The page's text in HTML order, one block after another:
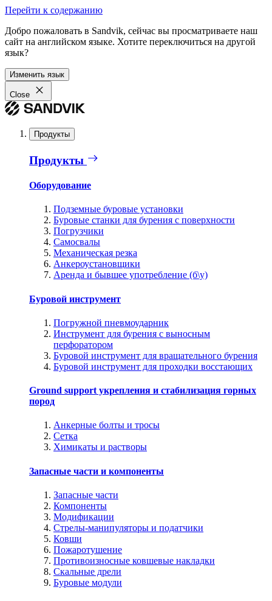
Перейти к содержанию
Добро пожаловать в Sandvik, сейчас вы просматриваете наш
сайт на английском языке. Хотите переключиться на другой
язык?
Изменить язык
Close
Продукты
Продукты
Оборудование
Подземные буровые установки
Буровые станки для бурения с поверхности
Погрузчики
Самосвалы
Механическая резка
Анкероустановщики
Аренда и бывшее употребление (б\у)
Буровой инструмент
Погружной пневмоударник
Инструмент для бурения с выносным
перфоратором
Буровой инструмент для вращательного бурения
Буровой инструмент для проходки восстающих
Ground support укрепления и стабилизация горных
пород
Анкерные болты и тросы
Сетка
Химикаты и растворы
Запасные части и компоненты
Запасные части
Компоненты
Модификации
Стрелы-манипуляторы и податчики
Ковши
Пожаротушение
Противоизносные ковшевые накладки
Скальные дрели
Буровые модули